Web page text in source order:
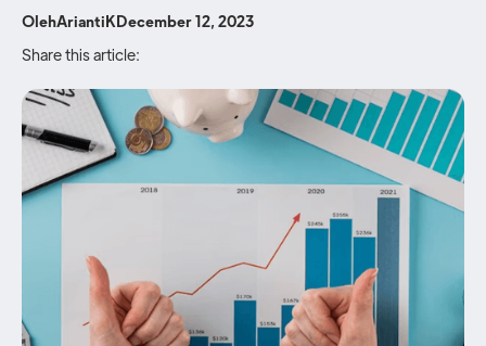
OlehAriantiKDecember 12, 2023
Share this article: